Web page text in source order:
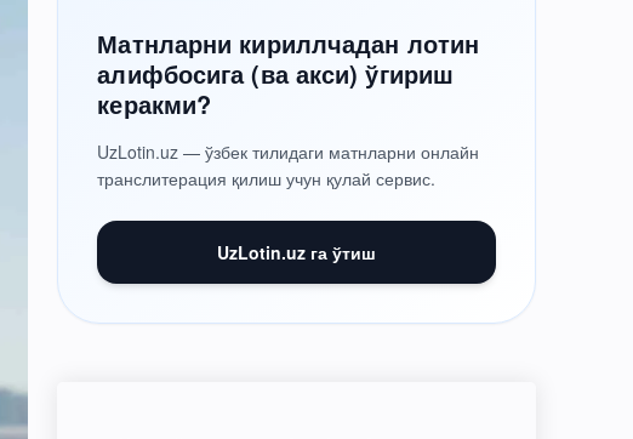
Матнларни кириллчадан лотин
алифбосига (ва акси) ўгириш
керакми?
UzLotin.uz — ўзбек тилидаги матнларни онлайн
транслитерация қилиш учун қулай сервис.
UzLotin.uz га ўтиш